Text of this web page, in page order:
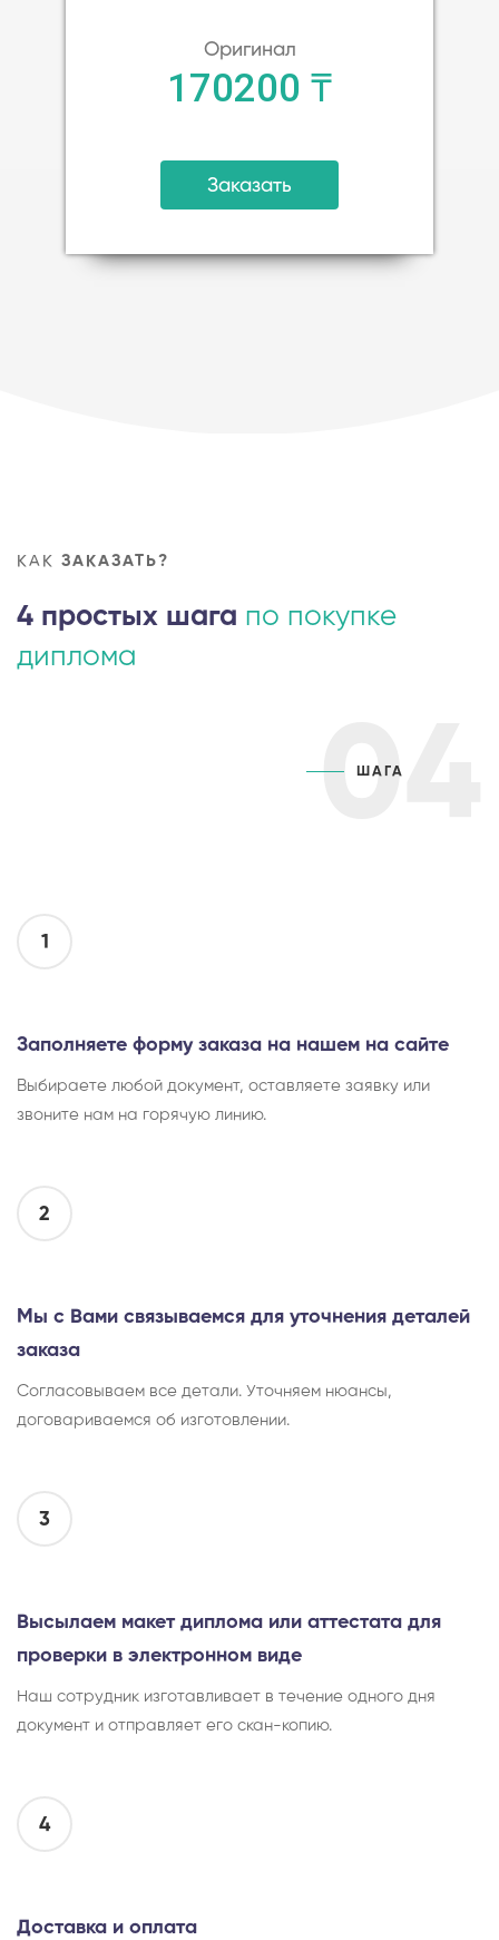
Оригинал
170200 ₸
Заказать
КАК ЗАКАЗАТЬ?
4 простых шага по покупке
диплома
04
ШАГА
1
Заполняете форму заказа на нашем на сайте
Выбираете любой документ, оставляете заявку или
звоните нам на горячую линию.
2
Мы с Вами связываемся для уточнения деталей
заказа
Согласовываем все детали. Уточняем нюансы,
договариваемся об изготовлении.
3
Высылаем макет диплома или аттестата для
проверки в электронном виде
Наш сотрудник изготавливает в течение одного дня
документ и отправляет его скан-копию.
4
Доставка и оплата